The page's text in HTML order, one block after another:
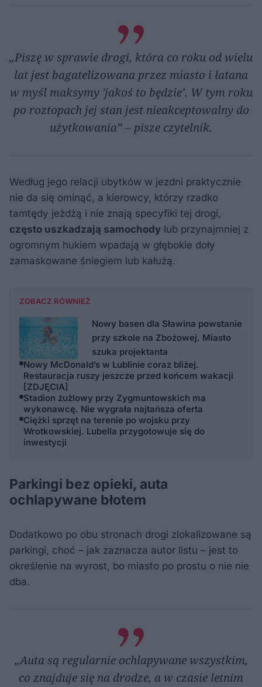
„Piszę w sprawie drogi, która co roku od wielu
lat jest bagatelizowana przez miasto i łatana
w myśl maksymy 'jakoś to będzie’. W tym roku
po roztopach jej stan jest nieakceptowalny do
użytkowania” – pisze czytelnik.
Według jego relacji ubytków w jezdni praktycznie
nie da się ominąć, a kierowcy, którzy rzadko
tamtędy jeżdżą i nie znają specyfiki tej drogi,
często uszkadzają samochody lub przynajmniej z
ogromnym hukiem wpadają w głębokie doły
zamaskowane śniegiem lub kałużą.
ZOBACZ RÓWNIEŻ
Nowy basen dla Sławina powstanie
przy szkole na Zbożowej. Miasto
szuka projektanta
Nowy McDonald’s w Lublinie coraz bliżej.
Restauracja ruszy jeszcze przed końcem wakacji
[ZDJĘCIA]
Stadion żużlowy przy Zygmuntowskich ma
wykonawcę. Nie wygrała najtańsza oferta
Ciężki sprzęt na terenie po wojsku przy
Wrotkowskiej. Lubella przygotowuje się do
inwestycji
Parkingi bez opieki, auta
ochlapywane błotem
Dodatkowo po obu stronach drogi zlokalizowane są
parkingi, choć – jak zaznacza autor listu – jest to
określenie na wyrost, bo miasto po prostu o nie nie
dba.
„Auta są regularnie ochlapywane wszystkim,
co znajduje się na drodze, a w czasie letnim